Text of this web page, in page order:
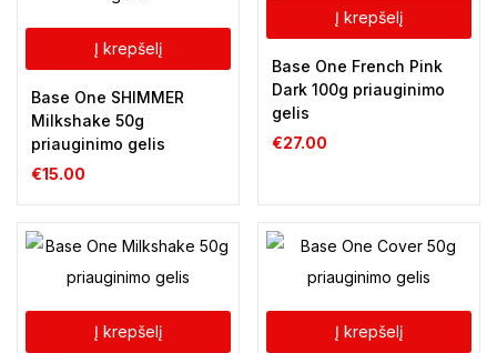
Į krepšelį
Base One SHIMMER
Milkshake 50g
priauginimo gelis
€15.00
Į krepšelį
Base One French Pink
Dark 100g priauginimo
gelis
€27.00
Į krepšelį Į krepšelį